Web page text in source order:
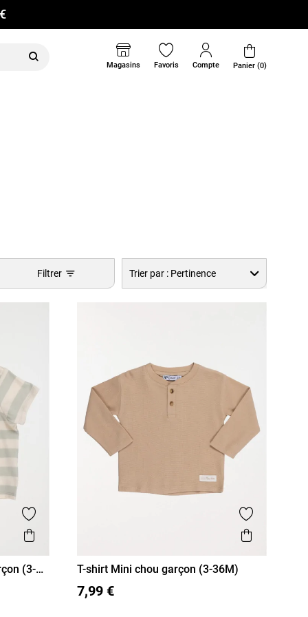
Magasins Favoris Compte Panier (0)
Filtrer Trier par :Pertinence
Ajouter aux favoris
Aperçu rapide
(3-
Ajouter
Aperçu
3M 6M 12M 18M 36M
T-shirt Mini chou garçon (3-36M)
7,99 €